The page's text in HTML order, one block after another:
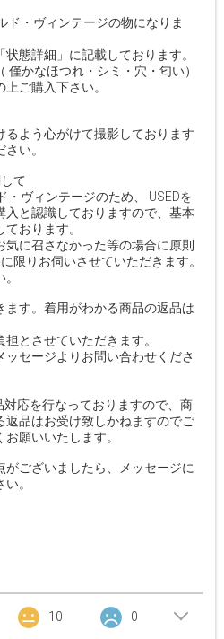
ド・ヴィンテージの物になりま
態詳細」に記載しております。
かなほつれ・シミ・穴・匂い）
ご購入下さい。
よう心がけて撮影しております
い。
て
・ヴィンテージのため、 USEDを
入と認識しておりますので、基本
おります。
に召さなかった等の場合に原則
限りお伺いさせていただきます。
ます。着用がわかる商品の返品は
とさせていただきます。
ッセージよりお問い合わせくださ
応を行なっておりますので、商
返品はお受け致しかねますのでご
願いいたします。
がございましたら、メッセージに
。
10 0